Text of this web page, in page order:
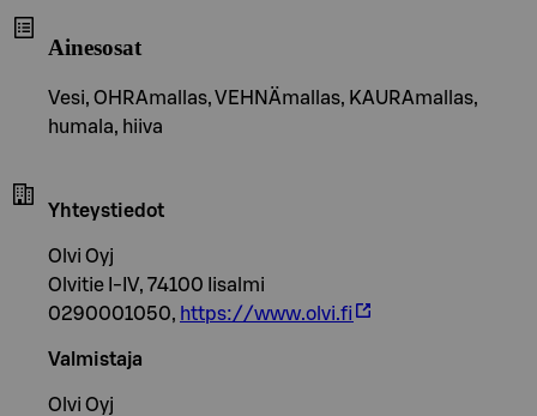
Ainesosat
Vesi, OHRAmallas, VEHNÄmallas, KAURAmallas,
humala, hiiva
Yhteystiedot
Olvi Oyj
Olvitie I-IV, 74100 Iisalmi
0290001050, https://www.olvi.fi
Valmistaja
Olvi Oyj